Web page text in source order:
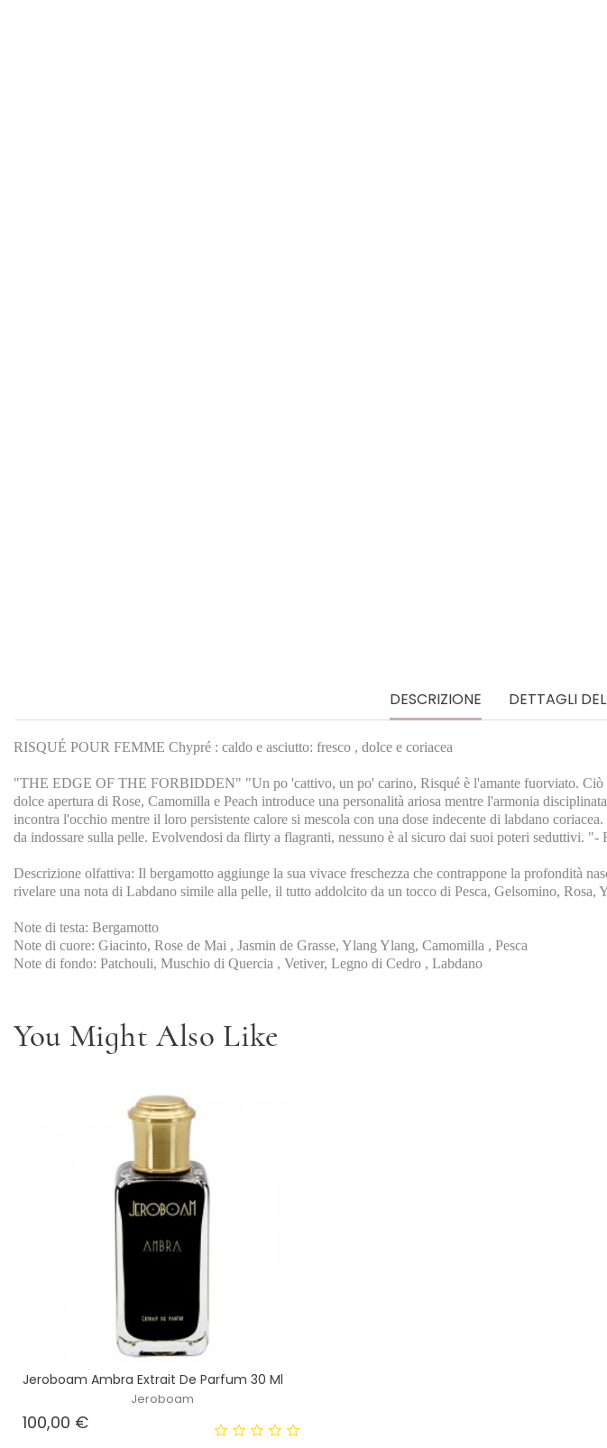
DESCRIZIONE DETTAGLI
RISQUÉ POUR FEMME Chypré : caldo e asciutto: fresco , dolce e coriacea
"THE EDGE OF THE FORBIDDEN" "Un po 'cattivo, un po' carino, Risqué è l'amante fuorviato. Ciò
dolce apertura di Rose, Camomilla e Peach introduce una personalità ariosa mentre l'armonia
incontra l'occhio mentre il loro persistente calore si mescola con una dose indecente di labdano
da indossare sulla pelle. Evolvendosi da flirty a flagranti, nessuno è al sicuro dai suoi poteri seduttivi.
Descrizione olfattiva: Il bergamotto aggiunge la sua vivace freschezza che contrappone la profondità
rivelare una nota di Labdano simile alla pelle, il tutto addolcito da un tocco di Pesca, Gelsomino,
Note di testa: Bergamotto
Note di cuore: Giacinto, Rose de Mai , Jasmin de Grasse, Ylang Ylang, Camomilla , Pesca
Note di fondo: Patchouli, Muschio di Quercia , Vetiver, Legno di Cedro , Labdano
You Might Also Like
Jeroboam Ambra Extrait De Parfum 30 Ml
Jeroboam
100,00 €Prezzo